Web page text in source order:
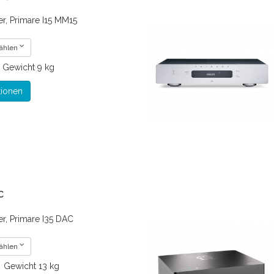
Primare I15 MM15
Gewicht 9 kg
Primare I35 DAC
Gewicht 13 kg